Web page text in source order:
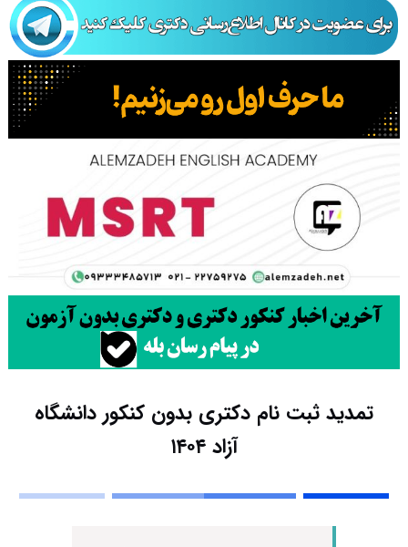
تمدید ثبت نام دکتری بدون کنکور دانشگاه
آزاد ۱۴۰۴